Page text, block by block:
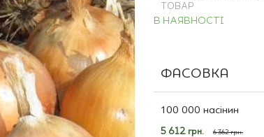
Крупи оптом
Польові культури
ТОВАР
В НАЯВНОСТІ
product
ФАСОВКА
100 000 насінин
Спеціальна
5 612 грн. 6 362 грн.